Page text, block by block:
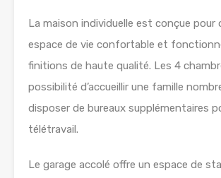
La maison individuelle est conçue pour
espace de vie confortable et
finitions de haute qualité. Les 4
possibilité d’accueillir une famille
disposer de bureaux supplémentaires
télétravail.
Le garage accolé offre un espace de